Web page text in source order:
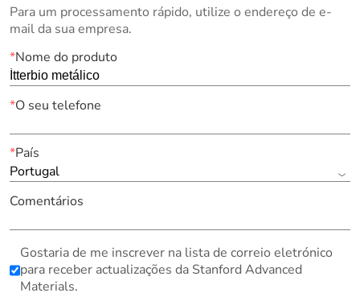
Para um processamento rápido, utilize o endereço de e-
mail da sua empresa.
*Nome do produto
*O seu telefone
*País
Portugal
Comentários
Gostaria de me inscrever na lista de correio eletrónico
para receber actualizações da Stanford Advanced
Materials.